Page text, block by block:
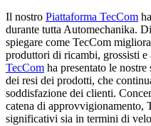
Il nostro Piattaforma TecCom
durante tutta Automechanika.
spiegare come TecCom
produttori di ricambi, grossisti
TecCom ha presentato le
dei resi dei prodotti, che
soddisfazione dei clienti.
catena di approvvigionamento,
significativi sia in termini di